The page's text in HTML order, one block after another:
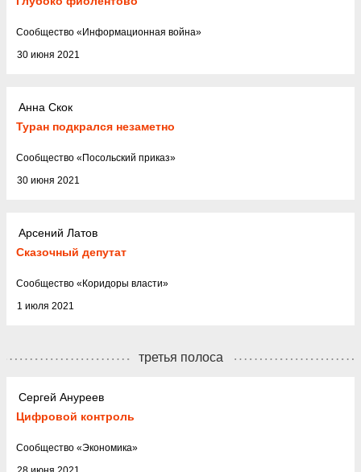
30 июня 2021
Cообщество «Информационная война»
Анна Скок
Туран подкрался незаметно
30 июня 2021
Cообщество «Посольский приказ»
Арсений Латов
Сказочный депутат
1 июля 2021
Cообщество «Коридоры власти»
третья полоса
Сергей Ануреев
Цифровой контроль
Cообщество «Экономика»